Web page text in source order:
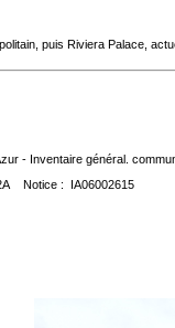
puis Riviera Palace,
- Inventaire général.
Notice : IA06002615